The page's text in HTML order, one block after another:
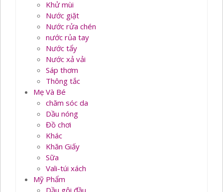
Khử mùi
Nước giặt
Nước rửa chén
nước rủa tay
Nước tẩy
Nước xả vải
Sáp thơm
Thông tắc
Mẹ Và Bé
chăm sóc da
Dầu nóng
Đồ chơi
Khác
Khăn Giấy
Sữa
Vali-túi xách
Mỹ Phẩm